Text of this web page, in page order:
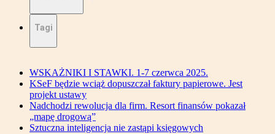
Tagi
WSKAŻNIKI I STAWKI. 1-7 czerwca 2025.
KSeF będzie wciąż dopuszczał faktury papierowe. Jest
projekt ustawy
Nadchodzi rewolucja dla firm. Resort finansów pokazał
„mapę drogową”
Sztuczna inteligencja nie zastąpi księgowych